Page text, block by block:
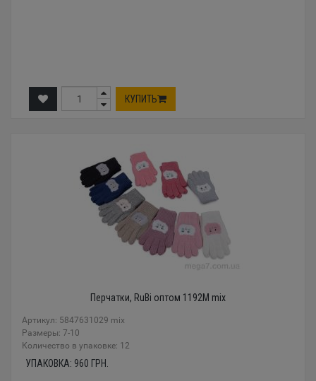
КУПИТЬ
Перчатки, RuBi оптом 1192M mix
Артикул: 5847631029 mix
Размеры: 7-10
Количество в упаковке: 12
УПАКОВКА: 960 ГРН.